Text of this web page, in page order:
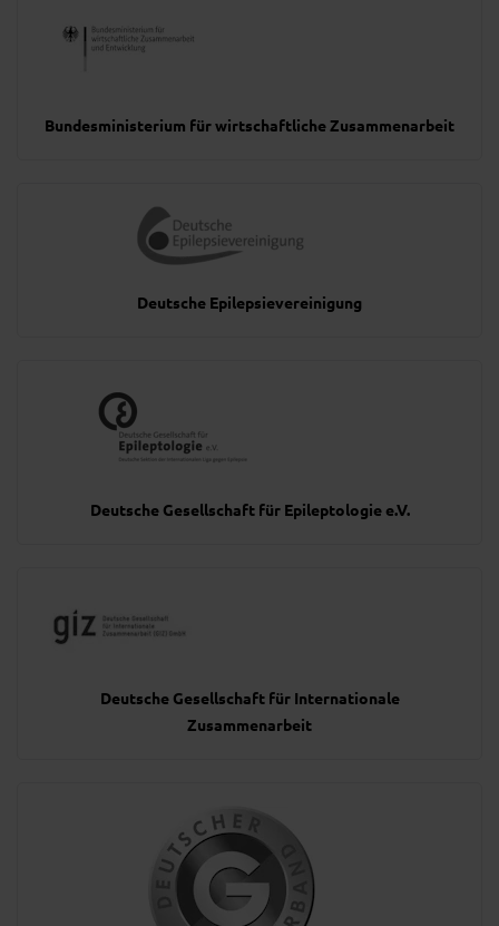
Bundesministerium für wirtschaftliche Zusammenarbeit
Deutsche Epilepsievereinigung
Deutsche Gesellschaft für Epileptologie e.V.
Deutsche Gesellschaft für Internationale
Zusammenarbeit